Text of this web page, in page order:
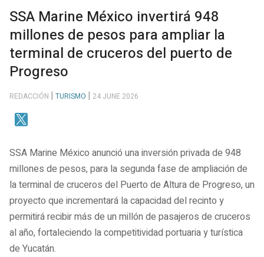
SSA Marine México invertirá 948
millones de pesos para ampliar la
terminal de cruceros del puerto de
Progreso
REDACCIÓN TURISMO 24 JUNE 2026
SSA Marine México anunció una inversión privada de 948
millones de pesos, para la segunda fase de ampliación de
la terminal de cruceros del Puerto de Altura de Progreso, un
proyecto que incrementará la capacidad del recinto y
permitirá recibir más de un millón de pasajeros de cruceros
al año, fortaleciendo la competitividad portuaria y turística
de Yucatán.